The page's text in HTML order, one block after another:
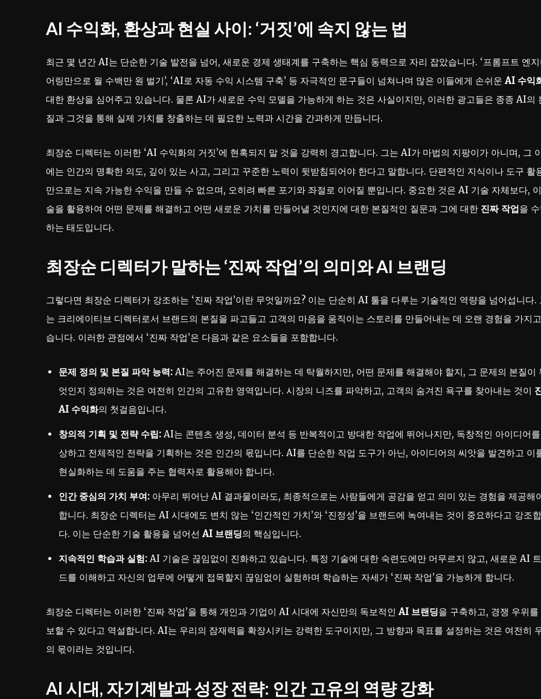
AI 수익화, 환상과 현실 사이: ‘거짓’에 속지 않는 법
최근 몇 년간 AI는 단순한 기술 발전을 넘어, 새로운 경제 생태계를 구축하는 핵심 동력으로 자리 잡았습니다. ‘프롬프트 엔지
어링만으로 월 수백만 원 벌기’, ‘AI로 자동 수익 시스템 구축’ 등 자극적인 문구들이 넘쳐나며 많은 이들에게 손쉬운 AI 수익
대한 환상을 심어주고 있습니다. 물론 AI가 새로운 수익 모델을 가능하게 하는 것은 사실이지만, 이러한 광고들은 종종 AI의
질과 그것을 통해 실제 가치를 창출하는 데 필요한 노력과 시간을 간과하게 만듭니다.
최장순 디렉터는 이러한 ‘AI 수익화의 거짓’에 현혹되지 말 것을 강력히 경고합니다. 그는 AI가 마법의 지팡이가 아니며, 그
에는 인간의 명확한 의도, 깊이 있는 사고, 그리고 꾸준한 노력이 뒷받침되어야 한다고 말합니다. 단편적인 지식이나 도구 활
만으로는 지속 가능한 수익을 만들 수 없으며, 오히려 빠른 포기와 좌절로 이어질 뿐입니다. 중요한 것은 AI 기술 자체보다,
술을 활용하여 어떤 문제를 해결하고 어떤 새로운 가치를 만들어낼 것인지에 대한 본질적인 질문과 그에 대한 진짜 작업을
하는 태도입니다.
최장순 디렉터가 말하는 ‘진짜 작업’의 의미와 AI 브랜딩
그렇다면 최장순 디렉터가 강조하는 ‘진짜 작업’이란 무엇일까요? 이는 단순히 AI 툴을 다루는 기술적인 역량을 넘어섭니다.
는 크리에이티브 디렉터로서 브랜드의 본질을 파고들고 고객의 마음을 움직이는 스토리를 만들어내는 데 오랜 경험을 가지
습니다. 이러한 관점에서 ‘진짜 작업’은 다음과 같은 요소들을 포함합니다.
문제 정의 및 본질 파악 능력: AI는 주어진 문제를 해결하는 데 탁월하지만, 어떤 문제를 해결해야 할지, 그 문제의 본질이
엇인지 정의하는 것은 여전히 인간의 고유한 영역입니다. 시장의 니즈를 파악하고, 고객의 숨겨진 욕구를 찾아내는 것이
AI 수익화의 첫걸음입니다.
창의적 기획 및 전략 수립: AI는 콘텐츠 생성, 데이터 분석 등 반복적이고 방대한 작업에 뛰어나지만, 독창적인 아이디어
상하고 전체적인 전략을 기획하는 것은 인간의 몫입니다. AI를 단순한 작업 도구가 아닌, 아이디어의 씨앗을 발견하고 이
현실화하는 데 도움을 주는 협력자로 활용해야 합니다.
인간 중심의 가치 부여: 아무리 뛰어난 AI 결과물이라도, 최종적으로는 사람들에게 공감을 얻고 의미 있는 경험을 제공해
합니다. 최장순 디렉터는 AI 시대에도 변치 않는 ‘인간적인 가치’와 ‘진정성’을 브랜드에 녹여내는 것이 중요하다고 강조
다. 이는 단순한 기술 활용을 넘어선 AI 브랜딩의 핵심입니다.
지속적인 학습과 실험: AI 기술은 끊임없이 진화하고 있습니다. 특정 기술에 대한 숙련도에만 머무르지 않고, 새로운 AI
드를 이해하고 자신의 업무에 어떻게 접목할지 끊임없이 실험하며 학습하는 자세가 ‘진짜 작업’을 가능하게 합니다.
최장순 디렉터는 이러한 ‘진짜 작업’을 통해 개인과 기업이 AI 시대에 자신만의 독보적인 AI 브랜딩을 구축하고, 경쟁 우위를
보할 수 있다고 역설합니다. AI는 우리의 잠재력을 확장시키는 강력한 도구이지만, 그 방향과 목표를 설정하는 것은 여전히
의 몫이라는 것입니다.
AI 시대, 자기계발과 성장 전략: 인간 고유의 역량 강화